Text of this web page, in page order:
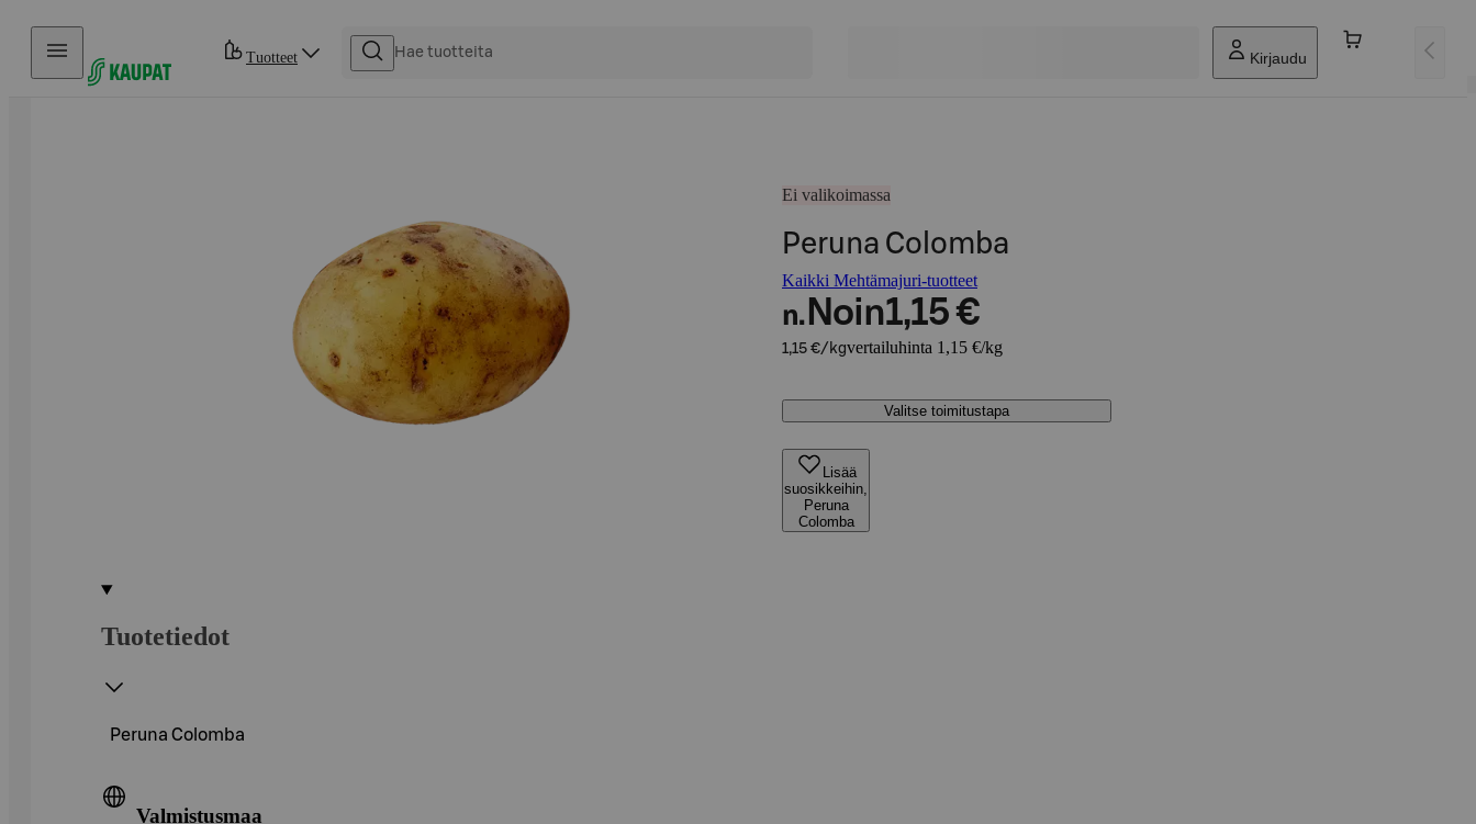
Hyppää sisältöön
Tuotteet Kirjaudu
Ei valikoimassa
Peruna Colomba
Kaikki Mehtämajuri-tuotteet
n. Noin1,15 €
1,15 €/kgvertailuhinta 1,15 €/kg
Valitse toimitustapa
Lisää
suosikkeihin,
Peruna
Colomba
Tuotetiedot
Peruna Colomba
Valmistusmaa